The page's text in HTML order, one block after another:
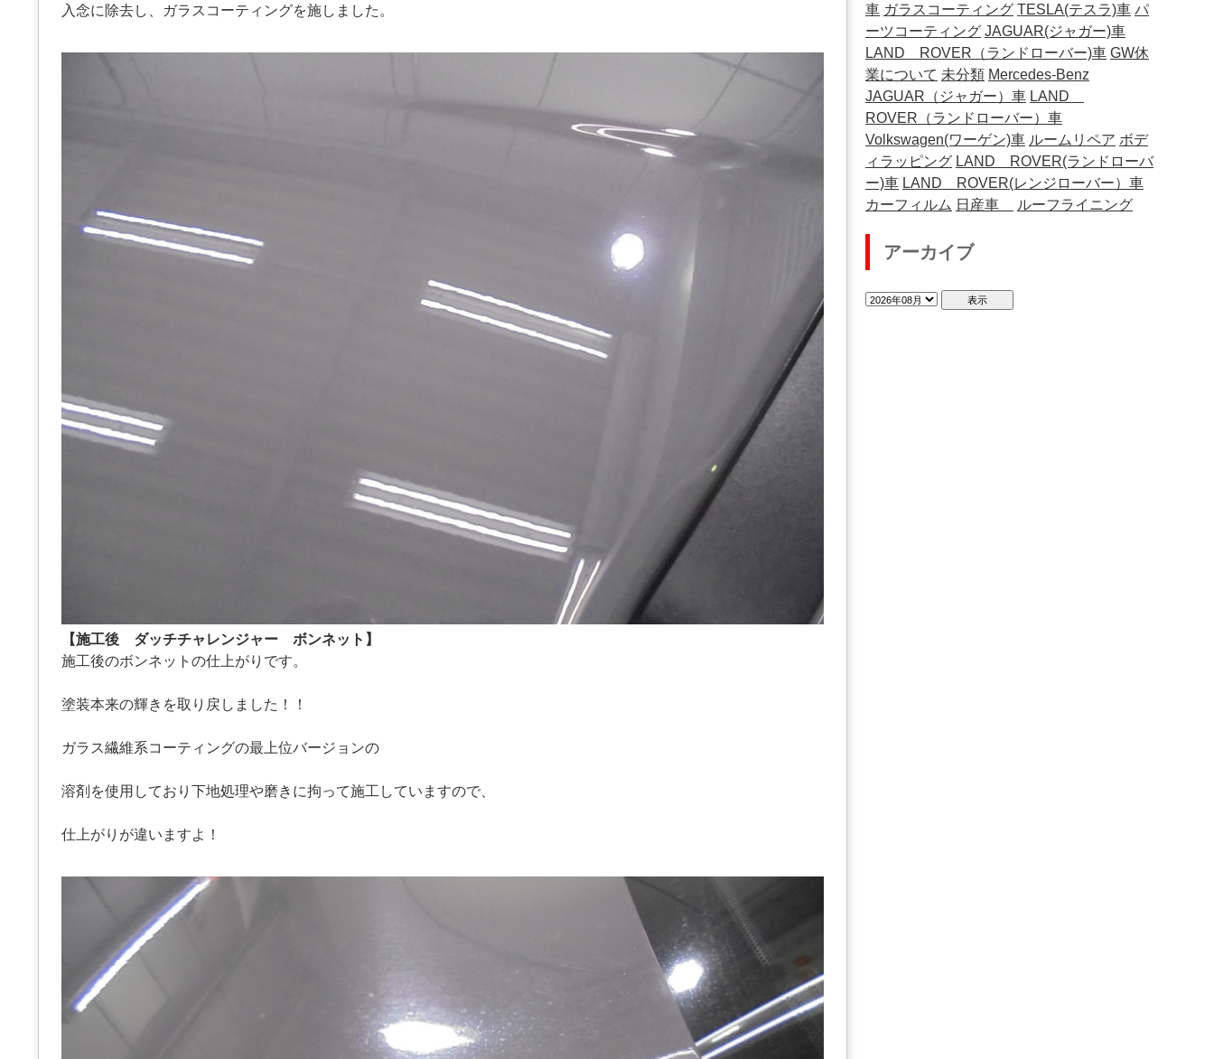
入念に除去し、ガラスコーティングを施しました。
【施工後 ダッチチャレンジャー ボンネット】
施工後のボンネットの仕上がりです。
塗装本来の輝きを取り戻しました！！
ガラス繊維系コーティングの最上位バージョンの
溶剤を使用しており下地処理や磨きに拘って施工していますので、
仕上がりが違いますよ！
車 ガラスコーティング TESLA(テスラ)車 パ
ーツコーティング JAGUAR(ジャガー)車
LAND ROVER（ランドローバー)車 GW休
業について 未分類 Mercedes-Benz
JAGUAR（ジャガー）車 LAND
ROVER（ランドローバー）車
Volkswagen(ワーゲン)車 ルームリペア ボデ
ィラッピング LAND ROVER(ランドローバ
ー)車 LAND ROVER(レンジローバー）車
カーフィルム 日産車 ルーフライニング
アーカイブ